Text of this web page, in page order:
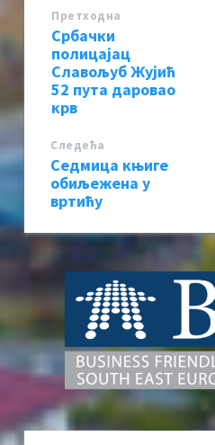
Претходна
Србачки
полицајац
Славољуб Жујић
52 пута даровао
крв
Следећa
Седмица књиге
обиљежена у
вртићу